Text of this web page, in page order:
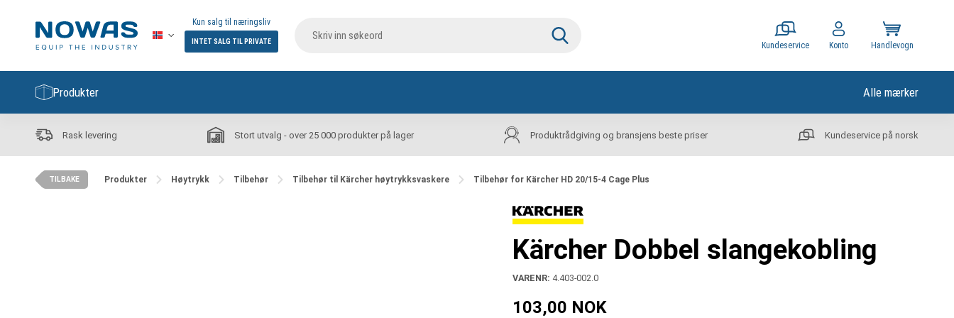
Kun salg til næringsliv
INTET SALG TIL PRIVATE Kundeservice Konto Handlevogn
Produkter Alle mærker
Rask levering Stort utvalg - over 25 000 produkter på lager Produktrådgiving og bransjens beste priser Kundeservice på norsk
TILBAKE Produkter Høytrykk Tilbehør Tilbehør til Kärcher høytrykksvaskere Tilbehør for Kärcher HD 20/15-4 Cage Plus
Kärcher Dobbel slangekobling
VARENR: 4.403-002.0
103,00 NOK